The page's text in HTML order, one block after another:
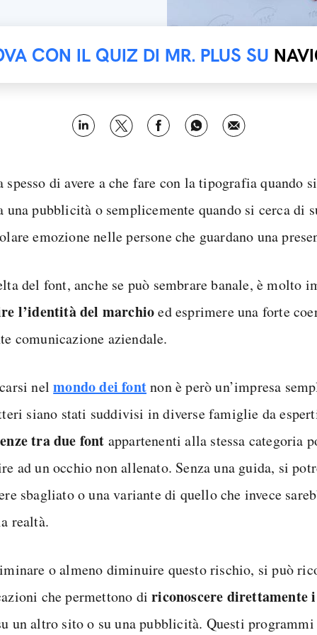
CON IL QUIZ DI MR. PLUS SU
spesso di avere a che fare con la tipografia quando
una pubblicità o semplicemente quando si cerca di
emozione nelle persone che guardano una
del font, anche se può sembrare banale, è molto
l’identità del marchioed esprimere una forte
comunicazione aziendale.
nelmondo dei fontnon è però un’impresa
siano stati suddivisi in diverse famiglie da
tra due font appartenenti alla stessa categoria
ad un occhio non allenato. Senza una guida, si
sbagliato o una variante di quello che invece
realtà.
o almeno diminuire questo rischio, si può
che permettono diriconoscere direttamente
un altro sito o su una pubblicità. Questi